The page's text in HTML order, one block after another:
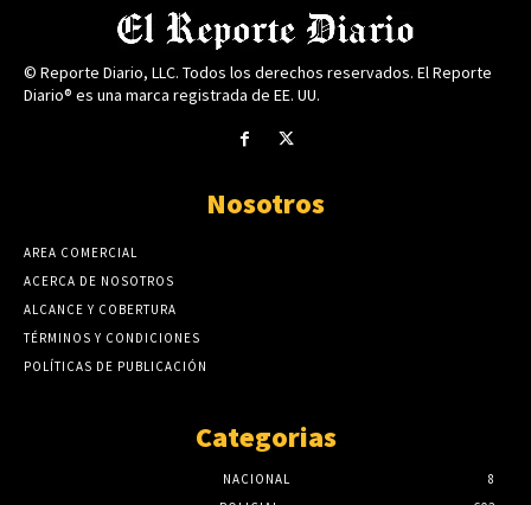
© Reporte Diario, LLC. Todos los derechos reservados. El Reporte
Diario® es una marca registrada de EE. UU.
Nosotros
AREA COMERCIAL
ACERCA DE NOSOTROS
ALCANCE Y COBERTURA
TÉRMINOS Y CONDICIONES
POLÍTICAS DE PUBLICACIÓN
Categorias
NACIONAL
8